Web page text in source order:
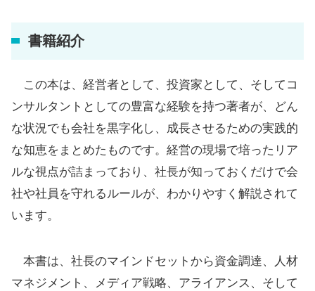
書籍紹介
この本は、経営者として、投資家として、そしてコ
ンサルタントとしての豊富な経験を持つ著者が、どん
な状況でも会社を黒字化し、成長させるための実践的
な知恵をまとめたものです。経営の現場で培ったリア
ルな視点が詰まっており、社長が知っておくだけで会
社や社員を守れるルールが、わかりやすく解説されて
います。
本書は、社長のマインドセットから資金調達、人材
マネジメント、メディア戦略、アライアンス、そして